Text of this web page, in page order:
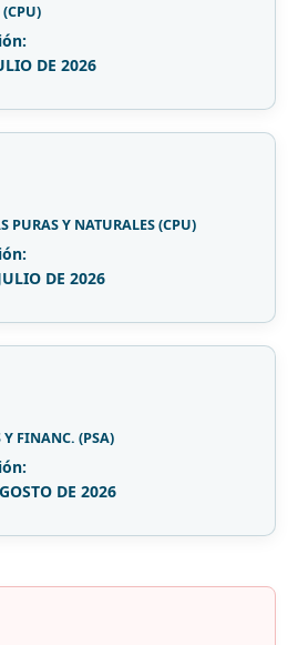
(CPU)
DE 2026
PURAS Y NATURALES (CPU)
DE 2026
Y FINANC. (PSA)
DE 2026